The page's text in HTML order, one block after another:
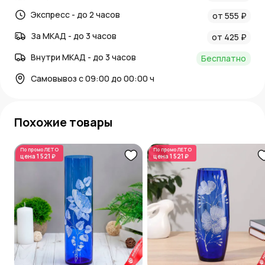
Экспресс - до 2 часов
от 555 ₽
За МКАД - до 3 часов
от 425 ₽
Внутри МКАД - до 3 часов
Бесплатно
Самовывоз с 09:00 до 00:00 ч
Похожие товары
По промоЛЕТО
цена 1 521 ₽
По промоЛЕТО
цена 1 521 ₽